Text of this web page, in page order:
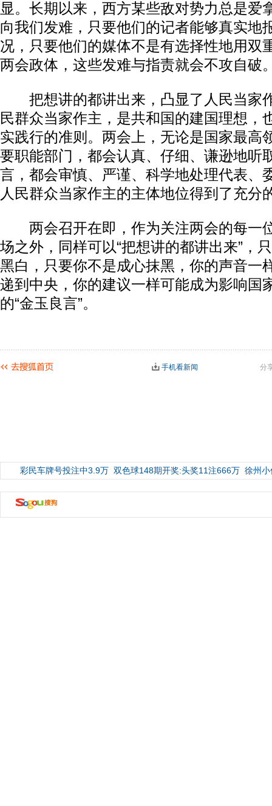
显。长期以来，西方某些敌对势力总是爱
向我们发难，只要他们的记者能够真实地
况，只要他们的媒体不是有选择性地用双
两会政体，这些发难与指责就会不攻自破
把想讲的都讲出来，凸显了人民当家
民群众当家作主，是共和国的建国理想，
实践行的准则。两会上，无论是国家最高
要职能部门，都会认真、仔细、谦逊地听
言，都会审慎、严谨、科学地处理代表、
人民群众当家作主的主体地位得到了充分
两会召开在即，作为关注两会的每一
场之外，同样可以“把想讲的都讲出来”，
黑白，只要你不是成心抹黑，你的声音一
递到中央，你的建议一样可能成为影响国
的“金玉良言”。
分
手机看新闻
彩民车牌号投注中3.9万 双色球148期开奖:头奖11注666万 徐州